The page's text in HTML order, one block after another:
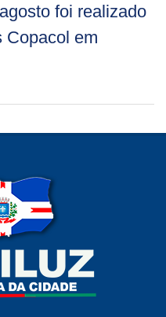
foi realizado
Copacol em